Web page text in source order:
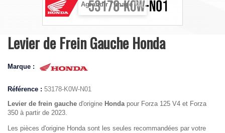
Agrandir l'image
Levier de Frein Gauche Honda
Marque :
Référence : 53178-K0W-N01
Levier de frein gauche d'origine Hondapour Forza 125 V4 et Forza
350 à partir de 2023.
Les pièces d'origine Honda sont les seules recommandées par votre